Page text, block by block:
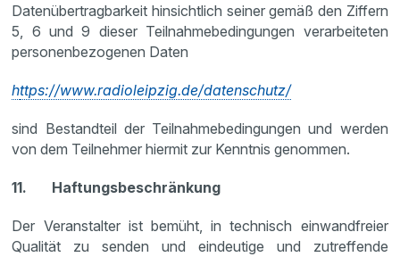
Datenübertragbarkeit hinsichtlich seiner gemäß den Ziffern
5, 6 und 9 dieser Teilnahmebedingungen verarbeiteten
personenbezogenen Daten
https://www.radioleipzig.de/datenschutz/
sind Bestandteil der Teilnahmebedingungen und werden
von dem Teilnehmer hiermit zur Kenntnis genommen.
11. Haftungsbeschränkung
Der Veranstalter ist bemüht, in technisch einwandfreier
Qualität zu senden und eindeutige und zutreffende